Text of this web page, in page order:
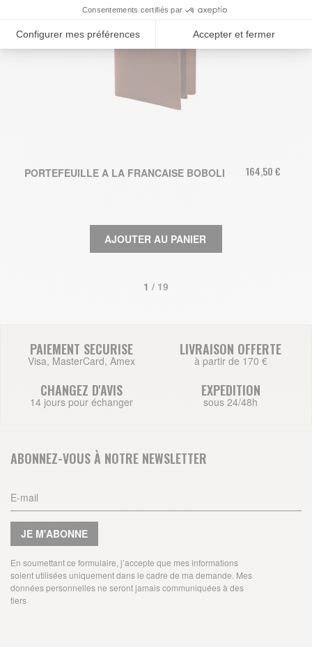
PORTEFEUILLE A LA FRANCAISE BOBOLI 164,50 €
AJOUTER AU PANIER
1 / 19
PAIEMENT SECURISE
Visa, MasterCard, Amex
LIVRAISON OFFERTE
à partir de 170 €
CHANGEZ D'AVIS
14 jours pour échanger
EXPEDITION
sous 24/48h
ABONNEZ-VOUS À NOTRE NEWSLETTER
JE M'ABONNE
En soumettant ce formulaire, j’accepte que mes informations
soient utilisées uniquement dans le cadre de ma demande. Mes
données personnelles ne seront jamais communiquées à des
tiers